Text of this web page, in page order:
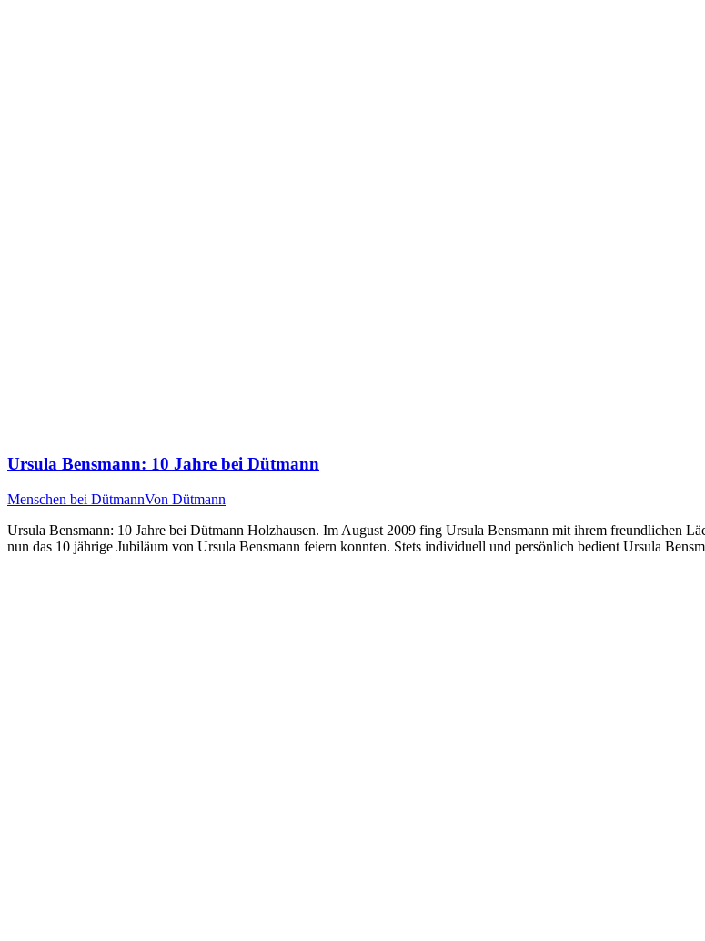
Ursula Bensmann: 10 Jahre bei Dütmann
Menschen bei DütmannVon Dütmann
Ursula Bensmann: 10 Jahre bei Dütmann Holzhausen. Im August 2009 fing Ursula Bensmann mit ihrem freundlichen
nun das 10 jährige Jubiläum von Ursula Bensmann feiern konnten. Stets individuell und persönlich bedient Ursula